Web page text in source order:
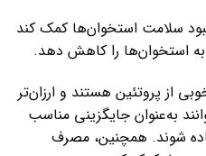
سلامت استخوان‌ها کمک کند
استخوان‌ها را کاهش دهد.
از پروتئین هستند و ارزان‌تر
به‌عنوان جایگزینی مناسب
شوند. همچنین، مصرف